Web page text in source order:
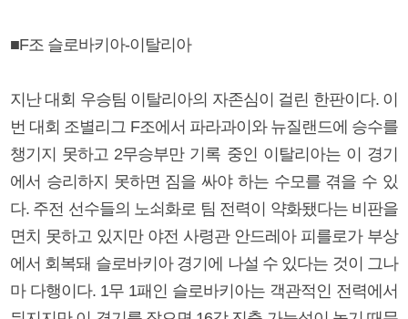
■F조 슬로바키아-이탈리아
지난 대회 우승팀 이탈리아의 자존심이 걸린 한판이다. 이
번 대회 조별리그 F조에서 파라과이와 뉴질랜드에 승수를
챙기지 못하고 2무승부만 기록 중인 이탈리아는 이 경기
에서 승리하지 못하면 짐을 싸야 하는 수모를 겪을 수 있
다. 주전 선수들의 노쇠화로 팀 전력이 약화됐다는 비판을
면치 못하고 있지만 야전 사령관 안드레아 피를로가 부상
에서 회복돼 슬로바키아 경기에 나설 수 있다는 것이 그나
마 다행이다. 1무 1패인 슬로바키아는 객관적인 전력에서